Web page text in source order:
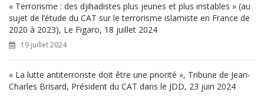
« Terrorisme : des djihadistes plus jeunes et plus instables » (au
sujet de l’étude du CAT sur le terrorisme islamiste en France de
2020 à 2023), Le Figaro, 18 juillet 2024
19 juillet 2024
« La lutte antiterroriste doit être une priorité », Tribune de Jean-
Charles Brisard, Président du CAT dans le JDD, 23 juin 2024